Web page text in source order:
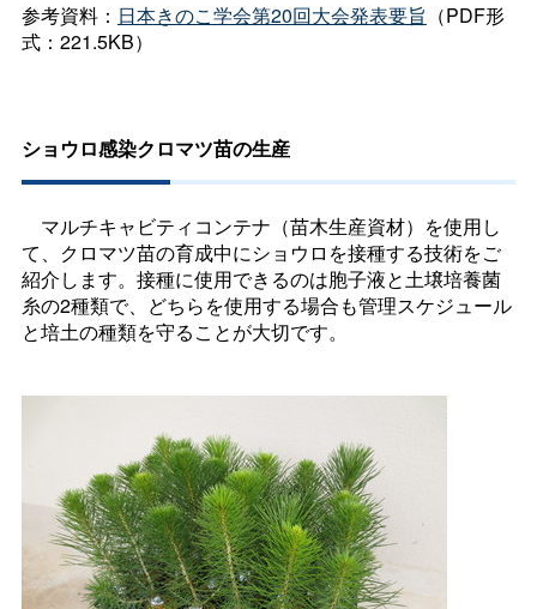
参考資料： 日本きのこ学会第20回大会発表要旨 （PDF形
式：221.5KB）
ショウロ感染クロマツ苗の生産
マルチキャビティコンテナ（苗木生産資材）を使用し
て、クロマツ苗の育成中にショウロを接種する技術をご
紹介します。接種に使用できるのは胞子液と土壌培養菌
糸の2種類で、どちらを使用する場合も管理スケジュール
と培土の種類を守ることが大切です。